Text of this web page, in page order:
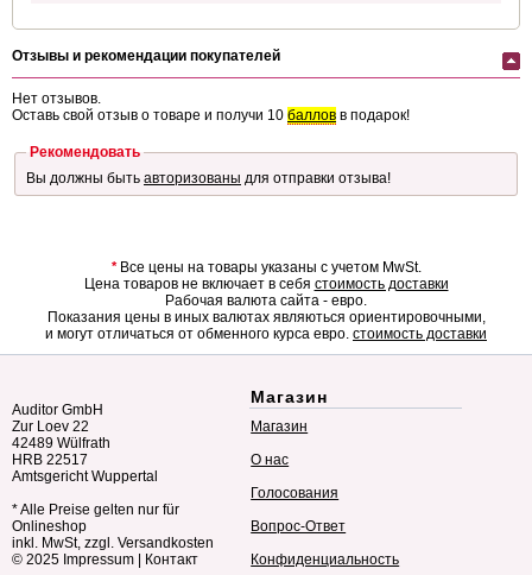
Отзывы и рекомендации покупателей
Нет отзывов.
Оставь свой отзыв о товаре и получи 10 баллов в подарок!
Рекомендовать
Вы должны быть авторизованы для отправки отзыва!
*Все цены на товары указаны с учетом MwSt.
Цена товаров не включает в себя стоимость доставки
Рабочая валюта сайта - евро.
Показания цены в иных валютах являються ориентировочными,
и могут отличаться от обменного курса евро. стоимость доставки
Auditor GmbH
Zur Loev 22
42489 Wülfrath
HRB 22517
Amtsgericht Wuppertal
* Alle Preise gelten nur für
Onlineshop
inkl. MwSt, zzgl. Versandkosten
© 2025 Impressum Контакт
Магазин
Магазин
О нас
Голосования
Вопрос-Ответ
Конфиденциальность